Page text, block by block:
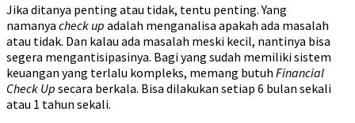
Jika ditanya penting atau tidak, tentu penting. Yang
namanya check up adalah menganalisa apakah ada masalah
atau tidak. Dan kalau ada masalah meski kecil, nantinya bisa
segera mengantisipasinya. Bagi yang sudah memiliki sistem
keuangan yang terlalu kompleks, memang butuh Financial
Check Up secara berkala. Bisa dilakukan setiap 6 bulan sekali
atau 1 tahun sekali.